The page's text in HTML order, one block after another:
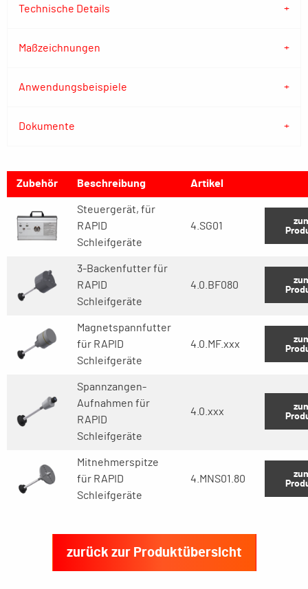
Technische Details
Maßzeichnungen
Anwendungsbeispiele
Dokumente
Zubehör Beschreibung Artikel
Steuergerät, für
RAPID
Schleifgeräte
4.SG01
3-Backenfutter für
RAPID
Schleifgeräte
4.0.BF080
Magnetspannfutter
für RAPID
Schleifgeräte
4.0.MF.xxx
Spannzangen-
Aufnahmen für
RAPID
Schleifgeräte
4.0.xxx
Mitnehmerspitze
für RAPID
Schleifgeräte
4.MNS01.80
zurück zur Produktübersicht